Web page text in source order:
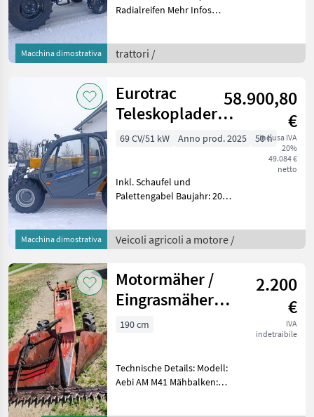
Macchina dimostrativa
Radialreifen Mehr Infos
Mitsubishi 3 -Zylinder
Kraftstoffart:: Diesel
trattori /
Macchina dimostrativa
Eurotrac
Teleskoplader
TH25.6 mit
Palettenga
58.900,80
€
inclusa IVA
20%
49.084 €
netto
69 CV/51 kW Anno prod. 2025 50 h
Inkl. Schaufel und
Palettengabel Baujahr: 2025
Standardmäßig
ausgestattet mit: Kubota
Veicoli agricoli a motore /
Motormäher /
Eingrasmäher
Aebi AM 41
2.200
€
IVA
indetraibile
190 cm
Technische Details: Modell:
Aebi AM M41 Mähbalken: